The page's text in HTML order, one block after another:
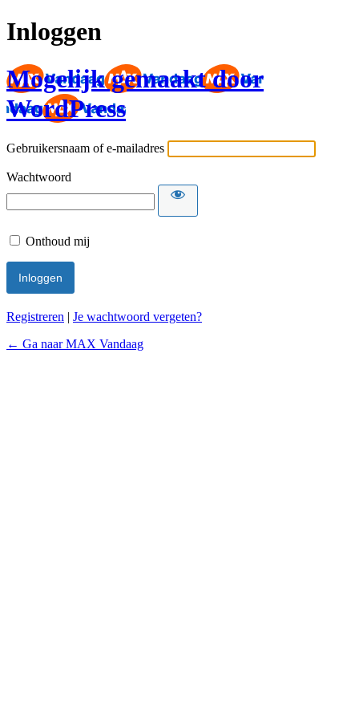
Inloggen
Mogelijk gemaakt door
WordPress
Gebruikersnaam of e-mailadres
Wachtwoord
Onthoud mij
Registreren | Je wachtwoord vergeten?
← Ga naar MAX Vandaag